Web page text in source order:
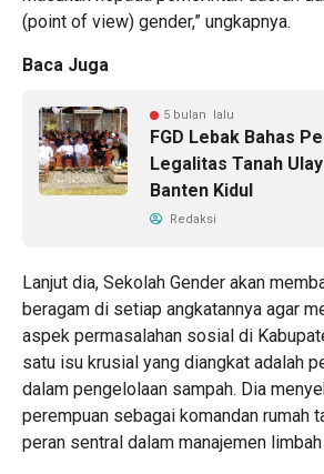
(point of view) gender,” ungkapnya.
Baca Juga
5 bulan lalu
FGD Lebak Bahas
Legalitas Tanah
Banten Kidul
Redaksi
Lanjut dia, Sekolah Gender akan
beragam di setiap angkatannya agar
aspek permasalahan sosial di
satu isu krusial yang diangkat adalah
dalam pengelolaan sampah. Dia
perempuan sebagai komandan rumah
peran sentral dalam manajemen